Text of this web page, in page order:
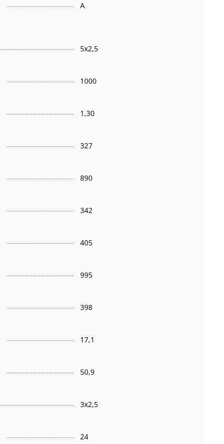
A
5х2,5
1000
1,30
327
890
342
405
995
398
17,1
50,9
3х2,5
24